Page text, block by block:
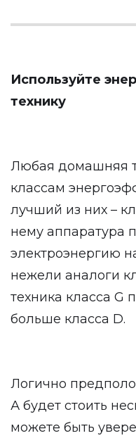
Используйте
технику
Любая домашняя
классам
лучший из них –
нему аппаратура
электроэнергию
нежели аналоги
техника класса G
больше класса D.
Логично
А будет стоить
можете быть